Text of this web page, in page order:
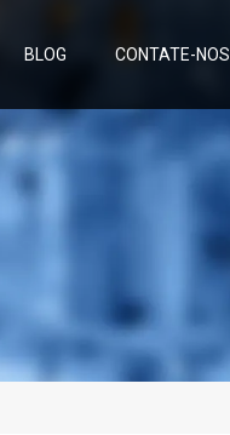
BLOG CONTATE-NOS